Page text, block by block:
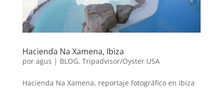
Hacienda Na Xamena, Ibiza
por agus | BLOG, Tripadvisor/Oyster USA
Hacienda Na Xamena, reportaje fotográfico en Ibiza